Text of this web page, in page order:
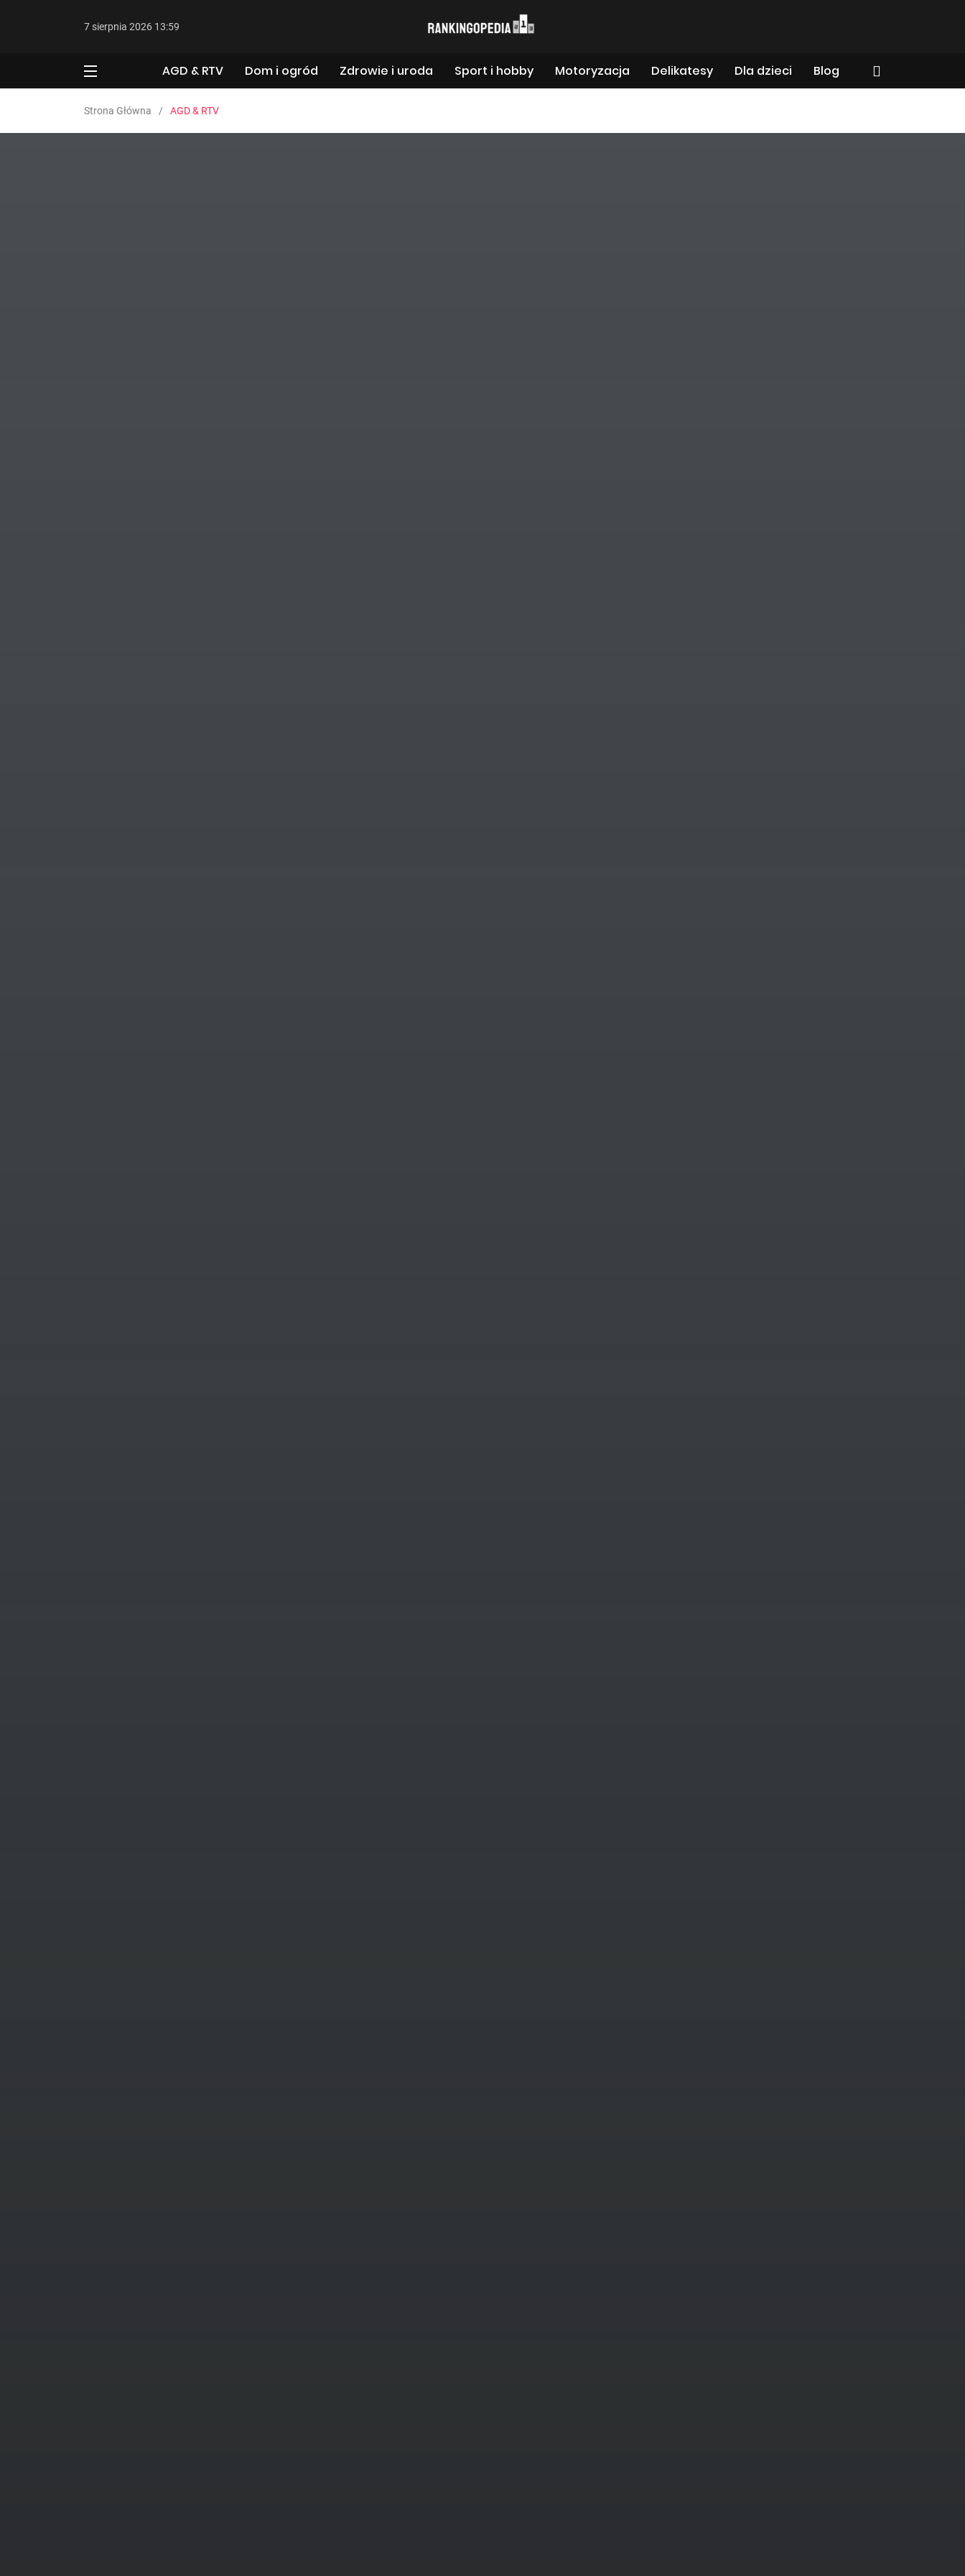
7 sierpnia 2026 13:59
AGD & RTV Dom i ogród Zdrowie i uroda Sport i hobby Motoryzacja Delikatesy Dla dzieci Blog
Strona Główna AGD & RTV